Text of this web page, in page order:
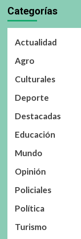
Categorías
Actualidad
Agro
Culturales
Deporte
Destacadas
Educación
Mundo
Opinión
Policiales
Política
Turismo